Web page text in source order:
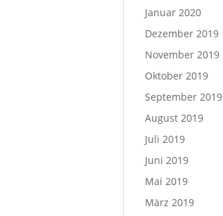
Januar 2020
Dezember 2019
November 2019
Oktober 2019
September 2019
August 2019
Juli 2019
Juni 2019
Mai 2019
März 2019